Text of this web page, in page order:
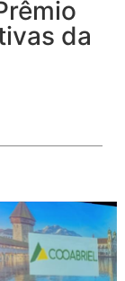
da